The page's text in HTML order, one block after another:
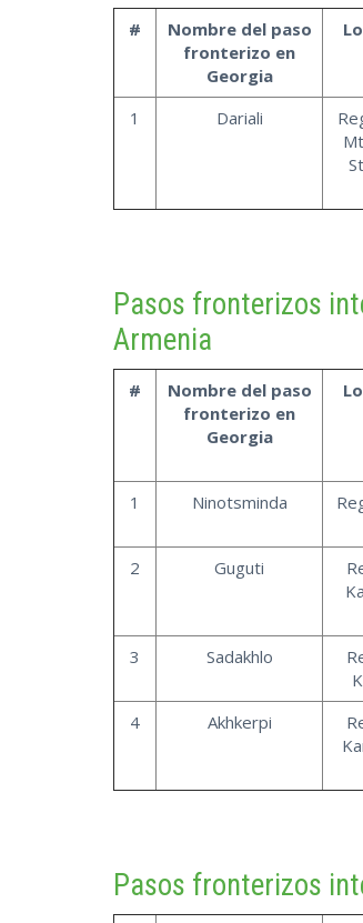
#
Nombre del paso
fronterizo en
Georgia
1 Dariali
Pasos fronterizos
Armenia
#
Nombre del paso
fronterizo en
Georgia
1 Ninotsminda
2 Guguti
3 Sadakhlo
4 Akhkerpi
Pasos fronterizos